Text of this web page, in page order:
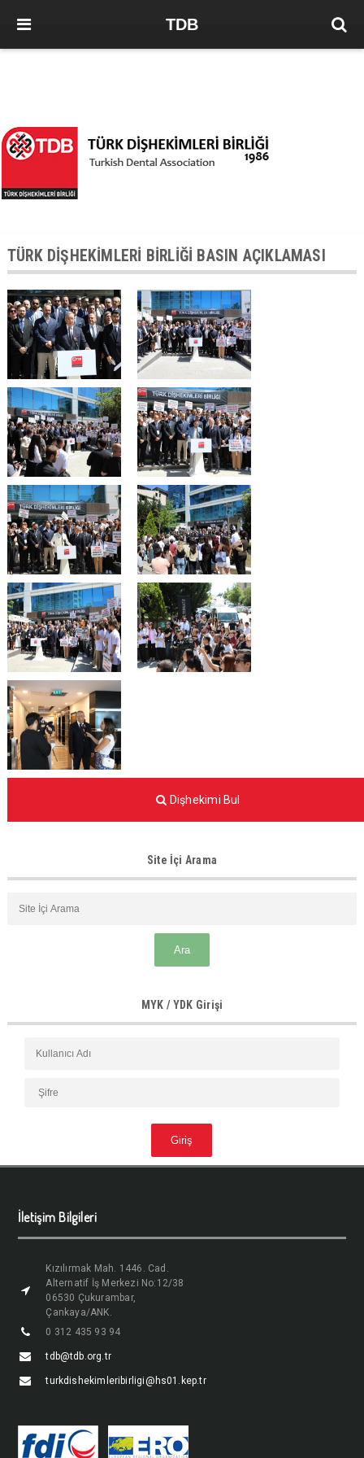
TDB
TÜRK DİŞHEKİMLERİ BİRLİĞİ BASIN AÇIKLAMASI
Dişhekimi Bul
Site İçi Arama
MYK / YDK Girişi
İletişim Bilgileri
Kızılırmak Mah. 1446. Cad.
Alternatif İş Merkezi No:12/38
06530 Çukurambar,
Çankaya/ANK.
0 312 435 93 94
tdb@tdb.org.tr
turkdishekimleribirligi@hs01.kep.tr